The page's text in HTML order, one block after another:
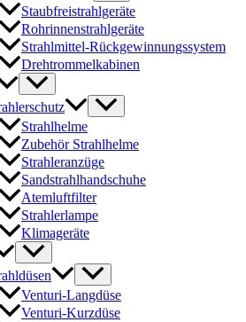
Staubfreistrahlgeräte
Rohrinnenstrahlgeräte
Strahlmittel-Rückgewinnungssystem
Drehtrommelkabinen
Strahlhelme
Zubehör Strahlhelme
Strahleranzüge
Sandstrahlhandschuhe
Atemluftfilter
Strahlerlampe
Klimageräte
Venturi-Langdüse
Venturi-Kurzdüse